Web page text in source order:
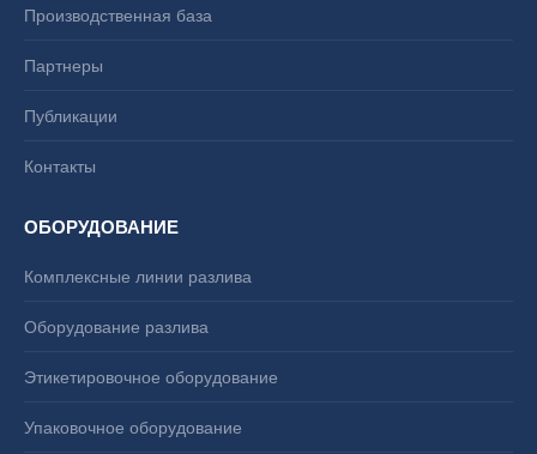
Производственная база
Партнеры
Публикации
Контакты
ОБОРУДОВАНИЕ
Комплексные линии разлива
Оборудование разлива
Этикетировочное оборудование
Упаковочное оборудование